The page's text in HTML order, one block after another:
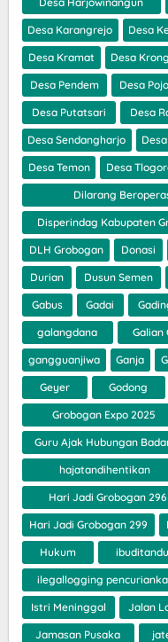
Desa Karangrejo Desa
Desa Kramat Desa
Desa Pendem Desa
Desa Putatsari Desa
Desa Sendangharjo
Desa Temon Desa
Dilarang
Disperindag Kabupaten
DLH Grobogan Donasi
Durian Dusun Semen
Gabus Gadai
galangdana Galian
gangguanjiwa Ganja
Geyer Godong
Grobogan Expo 2025
Guru Ajak Hubungan
hajatandihentikan
Hari Jadi Grobogan 296
Hari Jadi Grobogan 299
Hukum
ilegallogging
Istri Meninggal Jalan
Jamasan Pusaka